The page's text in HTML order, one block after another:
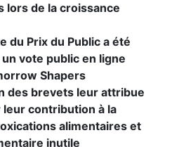
lors de la croissance
du Prix du Public a été
vote public en ligne
Shapers
des brevets leur attribue
leur contribution à la
alimentaires et
inutile